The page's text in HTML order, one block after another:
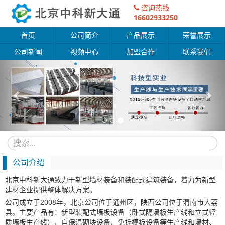
咨询热线
16602933250
首页
公司简介 产品展示
荣誉展示
公司新闻
视频中心 加盟合作 联系我们
Previous
公司介绍
北京中科新大通致力于新型墙材装备和装配式建筑装备，着力为新型
建材企业提供整体解决方案。
公司成立于2008年，北京公司位于通州区，陕西公司位于渭南市大荔
县。主要产品有：新型装配式墙板设备（卧式隔墙板生产线和立式轻
质墙板生产线）、自保温砌块设备、免拆模板设备等生产线和墙材、